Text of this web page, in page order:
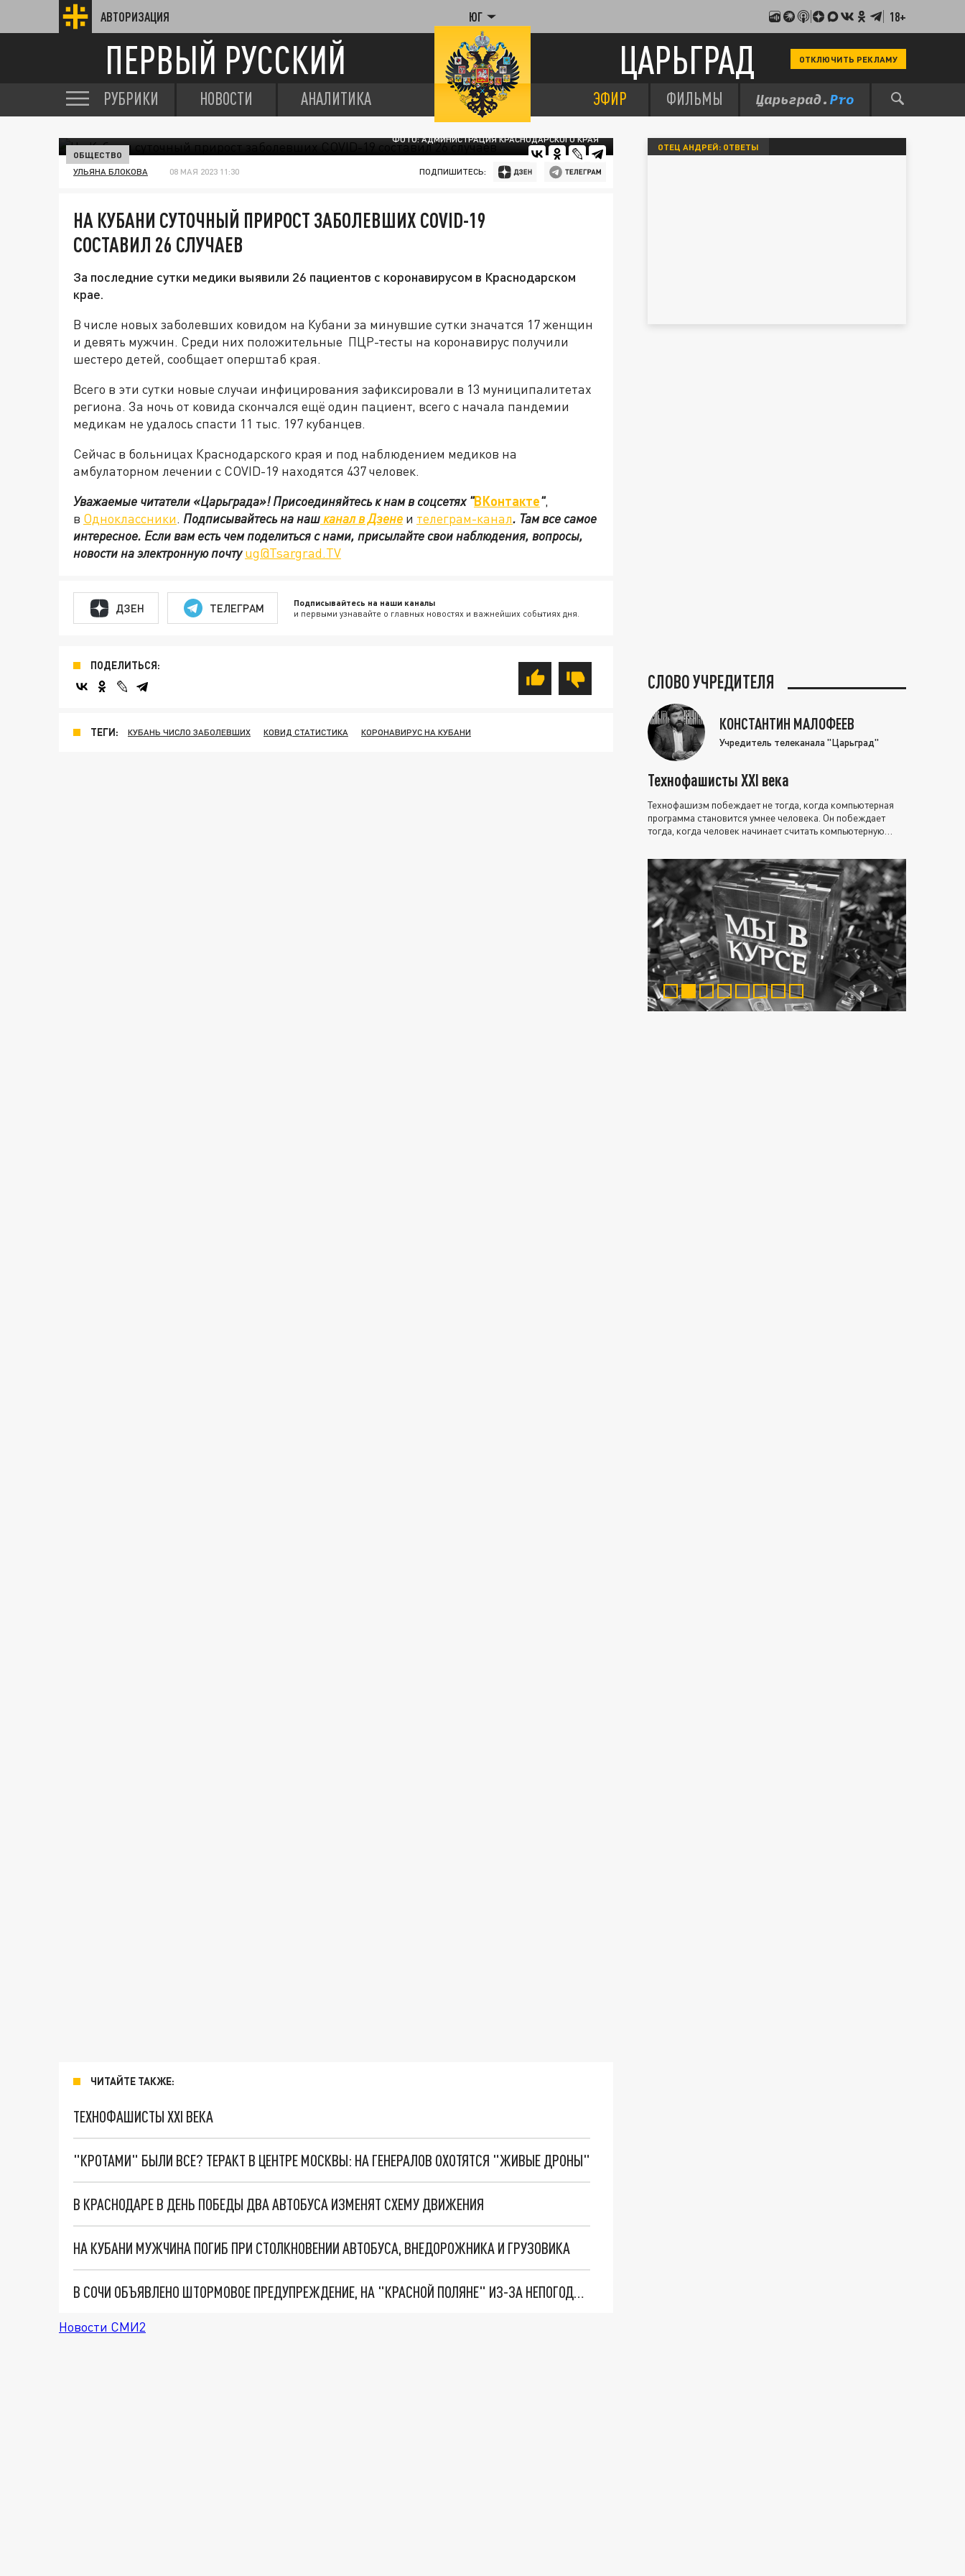
АВТОРИЗАЦИЯ ЮГ 18+
ПЕРВЫЙ РУССКИЙ ЦАРЬГРАД ОТКЛЮЧИТЬ РЕКЛАМУ
РУБРИКИ НОВОСТИ АНАЛИТИКА ЭФИР ФИЛЬМЫ
ФОТО: АДМИНИСТРАЦИЯ КРАСНОДАРСКОГО КРАЯ
ОБЩЕСТВО
УЛЬЯНА БЛОКОВА 08 МАЯ 2023 11:30 ПОДПИШИТЕСЬ:
НА КУБАНИ СУТОЧНЫЙ ПРИРОСТ ЗАБОЛЕВШИХ COVID-19
СОСТАВИЛ 26 СЛУЧАЕВ
За последние сутки медики выявили 26 пациентов с коронавирусом в Краснодарском
крае.
В числе новых заболевших ковидом на Кубани за минувшие сутки значатся 17 женщин
и девять мужчин. Среди них положительные ПЦР-тесты на коронавирус получили
шестеро детей, сообщает оперштаб края.
Всего в эти сутки новые случаи инфицирования зафиксировали в 13 муниципалитетах
региона. За ночь от ковида скончался ещё один пациент, всего с начала пандемии
медикам не удалось спасти 11 тыс. 197 кубанцев.
Сейчас в больницах Краснодарского края и под наблюдением медиков на
амбулаторном лечении с COVID-19 находятся 437 человек.
Уважаемые читатели «Царьграда»!Присоединяйтесь к нам в соцсетях"ВКонтакте",
в Одноклассники. Подписывайтесь на нашканал в Дзене и телеграм-канал. Там все самое
интересное. Если вам есть чем поделиться с нами, присылайте свои наблюдения, вопросы,
новости на электронную почтуug@Tsargrad.TV
ДЗЕН ТЕЛЕГРАМ Подписывайтесь на наши каналы
и первыми узнавайте о главных новостях и важнейших событиях дня.
ПОДЕЛИТЬСЯ:
ТЕГИ: КУБАНЬ ЧИСЛО ЗАБОЛЕВШИХ КОВИД СТАТИСТИКА КОРОНАВИРУС НА КУБАНИ
ЧИТАЙТЕ ТАКЖЕ:
ТЕХНОФАШИСТЫ XXI ВЕКА
"КРОТАМИ" БЫЛИ ВСЕ? ТЕРАКТ В ЦЕНТРЕ МОСКВЫ: НА ГЕНЕРАЛОВ ОХОТЯТСЯ "ЖИВЫЕ ДРОНЫ"
В КРАСНОДАРЕ В ДЕНЬ ПОБЕДЫ ДВА АВТОБУСА ИЗМЕНЯТ СХЕМУ ДВИЖЕНИЯ
НА КУБАНИ МУЖЧИНА ПОГИБ ПРИ СТОЛКНОВЕНИИ АВТОБУСА, ВНЕДОРОЖНИКА И ГРУЗОВИКА
В СОЧИ ОБЪЯВЛЕНО ШТОРМОВОЕ ПРЕДУПРЕЖДЕНИЕ, НА "КРАСНОЙ ПОЛЯНЕ" ИЗ-ЗА НЕПОГОДЫ ЗАКРЫТА ЧАСТЬ ТРАСС
Новости СМИ2
ОТЕЦ АНДРЕЙ: ОТВЕТЫ
СЛОВО УЧРЕДИТЕЛЯ
КОНСТАНТИН МАЛОФЕЕВ
Учредитель телеканала "Царьград"
Технофашисты XXI века
Технофашизм побеждает не тогда, когда компьютерная
программа становится умнее человека. Он побеждает
тогда, когда человек начинает считать компьютерную